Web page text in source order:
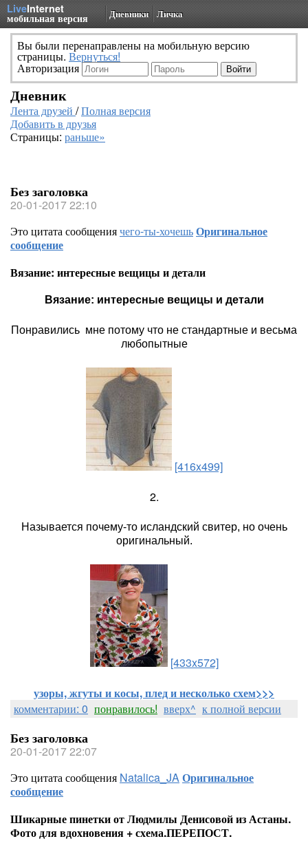
LiveInternet
мобильная версия Дневники Личка
Вы были перенаправлены на мобильную версию
страницы. Вернуться!
Авторизация
Дневник
Лента друзей /Полная версия
Добавить в друзья
Страницы: раньше»
Без заголовка
20-01-2017 22:10
Это цитата сообщениячего-ты-хочешьОригинальное
сообщение
Вязание: интересные вещицы и детали
Вязание: интересные вещицы и детали
Понравились мне потому что не стандартные и весьма
любопытные
[416x499]
2.
Называется почему-то исландский свитер, но очень
оригинальный.
[433x572]
узоры, жгуты и косы, плед и несколько схем>>>
комментарии: 0 понравилось! вверх^ к полной версии
Без заголовка
20-01-2017 22:07
Это цитата сообщения Natalica_JAОригинальное
сообщение
Шикарные пинетки от Людмилы Денисовой из Астаны.
Фото для вдохновения + схема.ПЕРЕПОСТ.